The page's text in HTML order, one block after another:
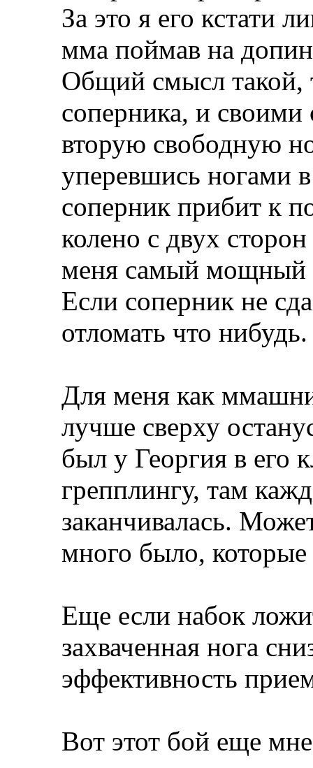
За это я его кстати
мма поймав на
Общий смысл такой,
соперника, и своими
вторую свободную
уперевшись ногами
соперник прибит к
колено с двух
меня самый мощный
Если соперник не
отломать что нибудь.
Для меня как
лучше сверху
был у Георгия в его
грепплингу, там
заканчивалась.
много было, которые
Еще если набок
захваченная нога
эффективность
Вот этот бой еще